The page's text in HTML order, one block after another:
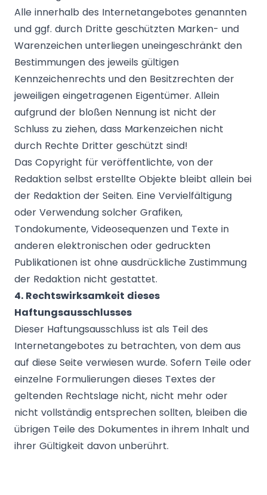
Alle innerhalb des Internetangebotes genannten
und ggf. durch Dritte geschützten Marken- und
Warenzeichen unterliegen uneingeschränkt den
Bestimmungen des jeweils gültigen
Kennzeichenrechts und den Besitzrechten der
jeweiligen eingetragenen Eigentümer. Allein
aufgrund der bloßen Nennung ist nicht der
Schluss zu ziehen, dass Markenzeichen nicht
durch Rechte Dritter geschützt sind!
Das Copyright für veröffentlichte, von der
Redaktion selbst erstellte Objekte bleibt allein bei
der Redaktion der Seiten. Eine Vervielfältigung
oder Verwendung solcher Grafiken,
Tondokumente, Videosequenzen und Texte in
anderen elektronischen oder gedruckten
Publikationen ist ohne ausdrückliche Zustimmung
der Redaktion nicht gestattet.
4. Rechtswirksamkeit dieses
Haftungsausschlusses
Dieser Haftungsausschluss ist als Teil des
Internetangebotes zu betrachten, von dem aus
auf diese Seite verwiesen wurde. Sofern Teile oder
einzelne Formulierungen dieses Textes der
geltenden Rechtslage nicht, nicht mehr oder
nicht vollständig entsprechen sollten, bleiben die
übrigen Teile des Dokumentes in ihrem Inhalt und
ihrer Gültigkeit davon unberührt.